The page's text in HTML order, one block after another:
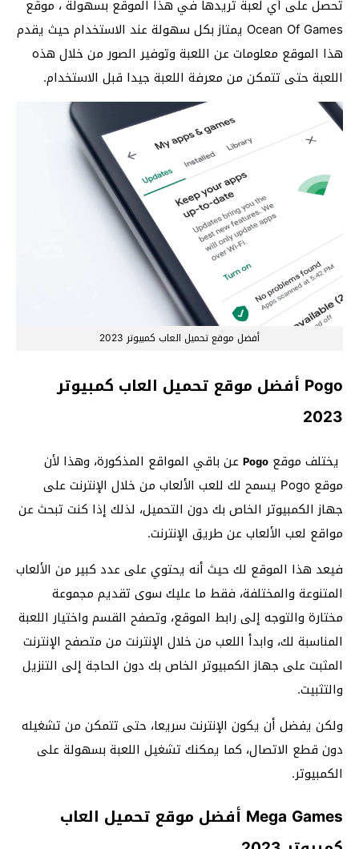
تحصل على أي لعبة تريدها في هذا الموقع بسهولة ، موقع
Ocean Of Games يمتاز بكل سهولة عند الاستخدام حيث يقدم
هذا الموقع معلومات عن اللعبة وتوفير الصور من خلال هذه
اللعبة حتى تتمكن من معرفة اللعبة جيدا قبل الاستخدام.
أفضل موقع تحميل العاب كمبيوتر 2023
Pogo أفضل موقع تحميل العاب كمبيوتر
2023
يختلف موقع Pogo عن باقي المواقع المذكورة، وهذا لأن
موقع Pogo يسمح لك للعب الألعاب من خلال الإنترنت على
جهاز الكمبيوتر الخاص بك دون التحميل، لذلك إذا كنت تبحث عن
مواقع لعب الألعاب عن طريق الإنترنت.
فيعد هذا الموقع لك حيث أنه يحتوي على عدد كبير من الألعاب
المتنوعة والمختلفة، فقط ما عليك سوى تقديم مجموعة
مختارة والتوجه إلى رابط الموقع، وتصفح القسم واختيار اللعبة
المناسبة لك، وابدأ اللعب من خلال الإنترنت من متصفح الإنترنت
المثبت على جهاز الكمبيوتر الخاص بك دون الحاجة إلى التنزيل
والتثبيت.
ولكن يفضل أن يكون الإنترنت سريعا، حتى تتمكن من تشغيله
دون قطع الاتصال، كما يمكنك تشغيل اللعبة بسهولة على
الكمبيوتر.
Mega Games أفضل موقع تحميل العاب